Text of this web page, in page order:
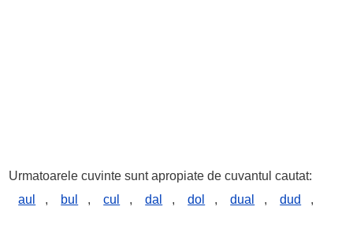
Urmatoarele cuvinte sunt apropiate de cuvantul cautat:
aul
, bul , cul , dal , dol , dual , dud ,